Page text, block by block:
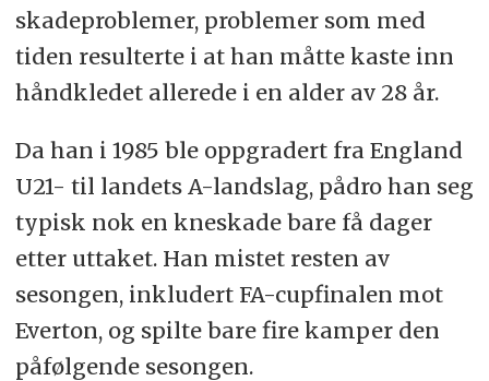
skadeproblemer, problemer som med
tiden resulterte i at han måtte kaste inn
håndkledet allerede i en alder av 28 år.
Da han i 1985 ble oppgradert fra England
U21- til landets A-landslag, pådro han seg
typisk nok en kneskade bare få dager
etter uttaket. Han mistet resten av
sesongen, inkludert FA-cupfinalen mot
Everton, og spilte bare fire kamper den
påfølgende sesongen.